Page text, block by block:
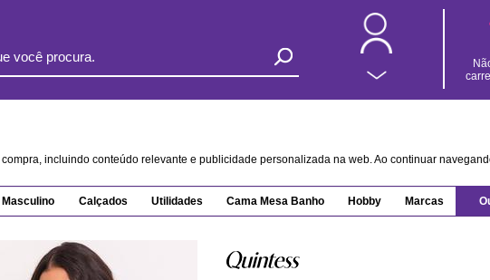
incluindo conteúdo relevante e publicidade personalizada na web. Ao continuar
Masculino Calçados Utilidades Cama Mesa Banho Hobby Marcas